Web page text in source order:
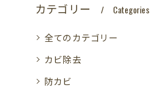
カテゴリー Categories
全てのカテゴリー
カビ除去
防カビ